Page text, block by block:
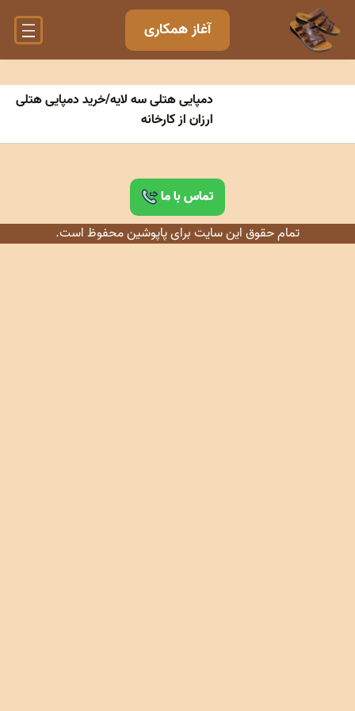
آغاز همکاری
دمپایی هتلی سه لایه/خرید دمپایی هتلی
ارزان از کارخانه
تماس با ما
تمام حقوق این سایت برای پاپوشین محفوظ است.